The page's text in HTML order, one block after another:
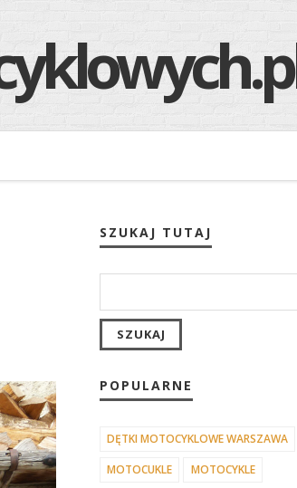
SZUKAJ TUTAJ
POPULARNE
DĘTKI MOTOCYKLOWE WARSZAWA
MOTOCUKLE MOTOCYKLE